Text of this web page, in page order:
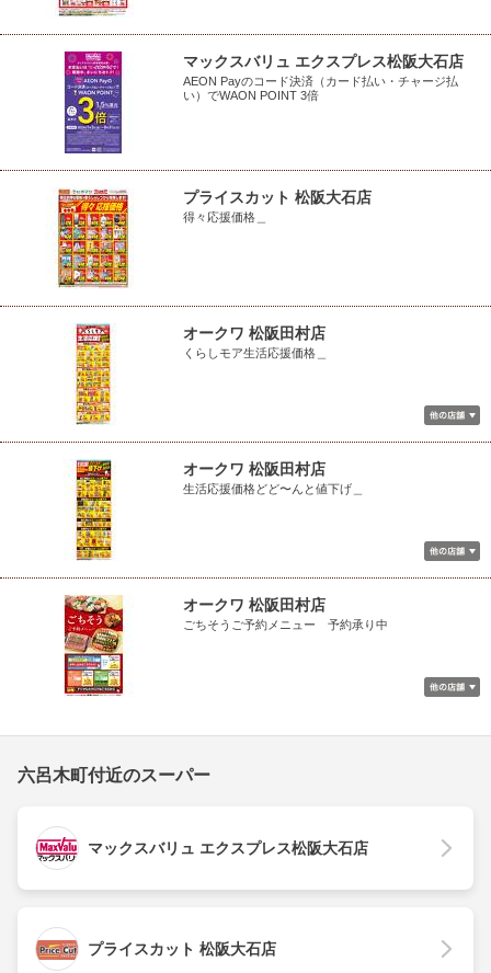
マックスバリュ エクスプレス松阪大石店
AEON Payのコード決済（カード払い・チャージ払
い）でWAON POINT 3倍
プライスカット 松阪大石店
得々応援価格＿
オークワ 松阪田村店
くらしモア生活応援価格＿
オークワ 松阪田村店
生活応援価格どど〜んと値下げ＿
オークワ 松阪田村店
ごちそうご予約メニュー 予約承り中
六呂木町付近のスーパー
マックスバリュ エクスプレス松阪大石店
プライスカット 松阪大石店